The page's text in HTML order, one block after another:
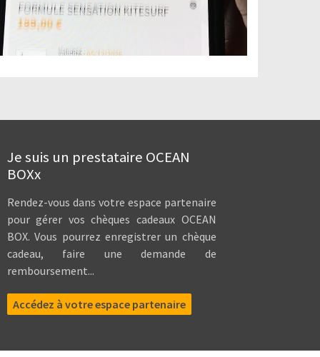
Je suis un prestataire OCEAN
BOXx
Rendez-vous dans votre espace partenaire
pour gérer vos chèques cadeaux OCEAN
BOX. Vous pourrez enregistrer un chèque
cadeau, faire une demande de
remboursement...
Accédez à votre espace partenaire